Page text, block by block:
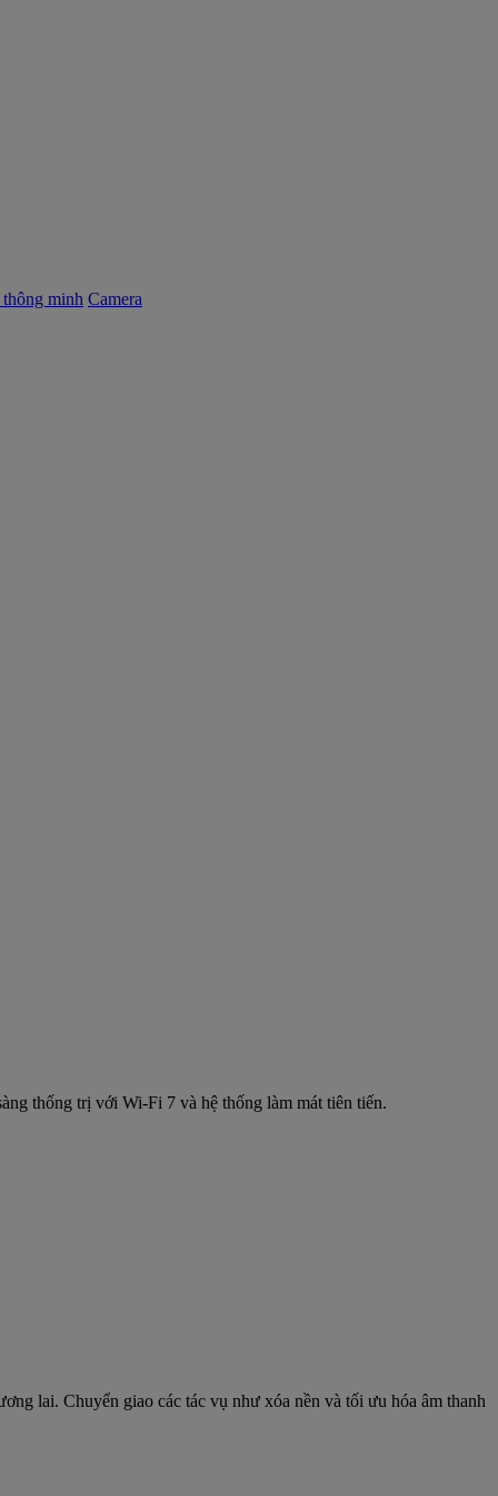
minh Camera
thống trị với Wi-Fi 7 và hệ thống làm mát tiên tiến.
lai. Chuyển giao các tác vụ như xóa nền và tối ưu hóa âm thanh